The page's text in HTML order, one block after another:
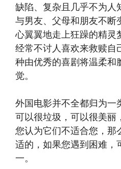
缺陷、复杂且几乎不为人
与男友、父母和朋友不断
心翼翼地走上狂躁的精灵
经常不讨人喜欢来救赎自
种由优秀的喜剧将温柔和
觉。
外国电影并不全都归为一
可以很垃圾，可以很美丽
您认为它们不适合您，那
适的，如果您遇到困难，
一。